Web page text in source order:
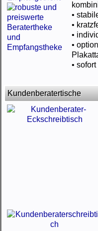
•
•
•
•
•
Kundenberatertische